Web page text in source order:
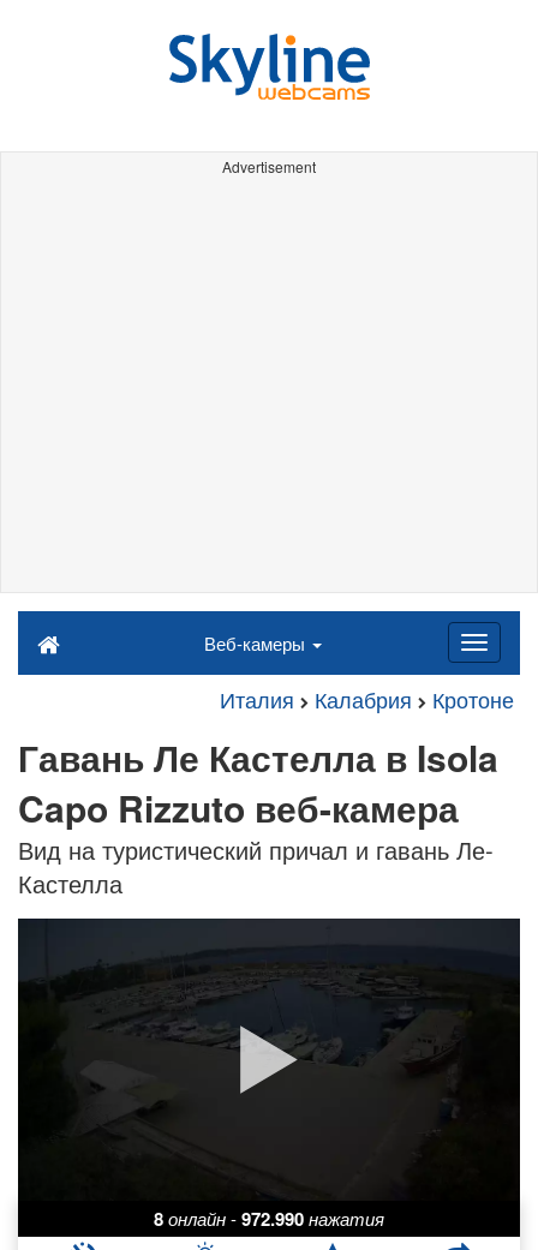
Advertisement
Веб-камеры
Италия Калабрия Кротоне
Гавань Ле Кастелла в Isola
Capo Rizzuto веб-камера
Вид на туристический причал и гавань Ле-
Кастелла
8онлайн-972.990нажатия